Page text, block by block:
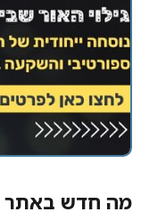
מה חדש באתר